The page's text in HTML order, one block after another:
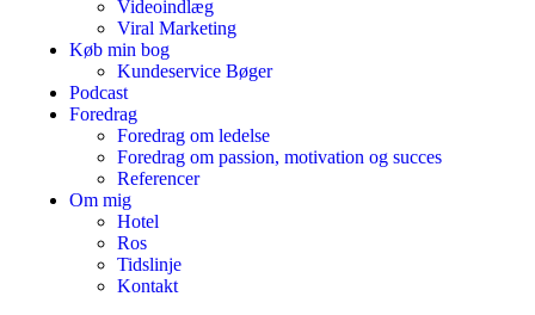
Videoindlæg
Viral Marketing
Køb min bog
Kundeservice Bøger
Podcast
Foredrag
Foredrag om ledelse
Foredrag om passion, motivation og succes
Referencer
Om mig
Hotel
Ros
Tidslinje
Kontakt